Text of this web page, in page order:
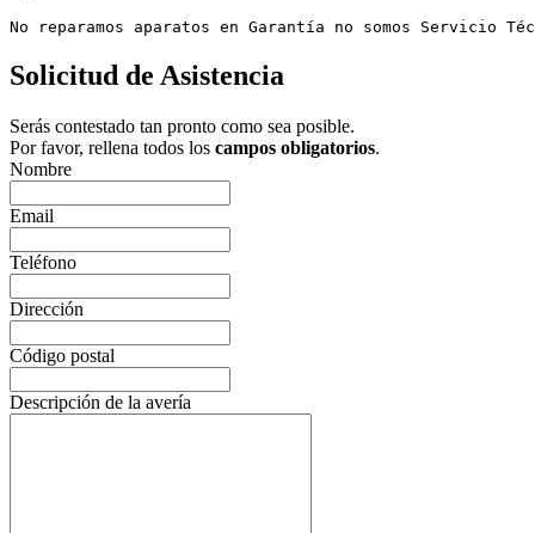
No reparamos aparatos en Garantía no somos Servicio
Solicitud de Asistencia
Serás contestado tan pronto como sea posible.
Por favor, rellena todos los campos obligatorios.
Nombre
Email
Teléfono
Dirección
Código postal
Descripción de la avería